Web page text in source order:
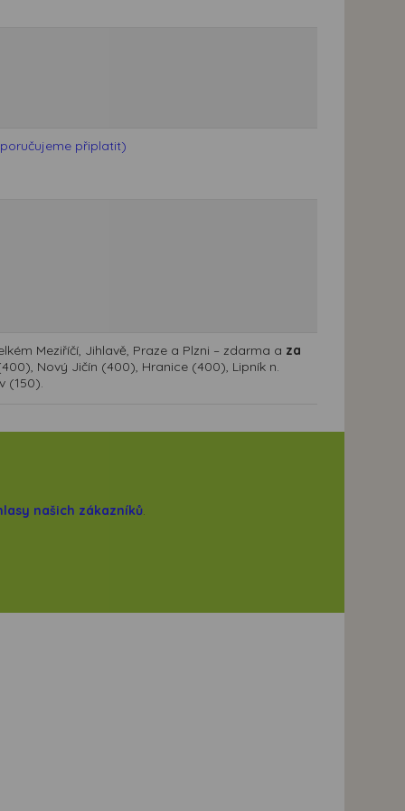
připlatit)
Meziříčí, Jihlavě, Praze a Plzni – zdarma a za
Nový Jičín (400), Hranice (400), Lipník n.
(150).
našich zákazníků.